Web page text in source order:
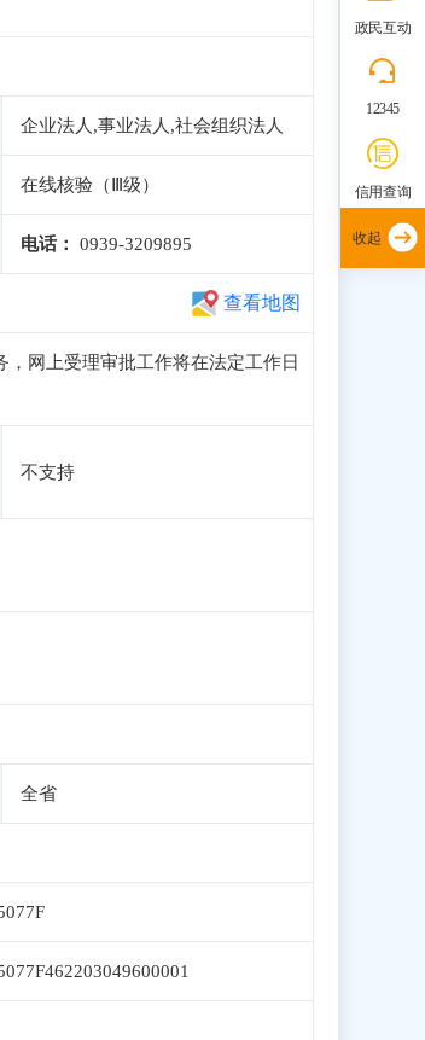
企业法人,事业法人,社会组织法人
在线核验（Ⅲ级）
电话： 0939-3209895
查看地图
网上受理审批工作将在法定工作日
不支持
全省
政民互动
12345
信用查询
收起